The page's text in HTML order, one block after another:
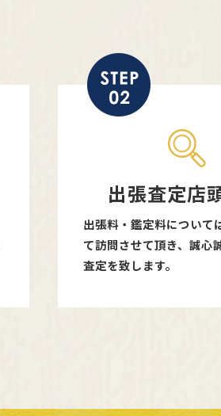
出張査定店
出張料・鑑定料について
て訪問させて頂き、誠心
査定を致します。